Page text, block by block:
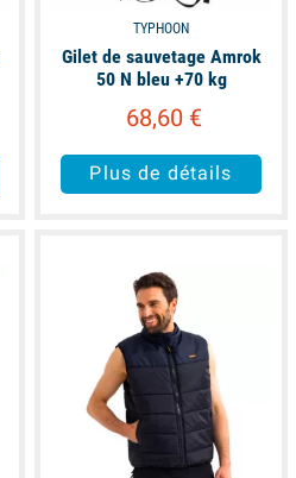
TYPHOON
Gilet de sauvetage Amrok
50 N bleu +70 kg
68,60 €
Plus de détails